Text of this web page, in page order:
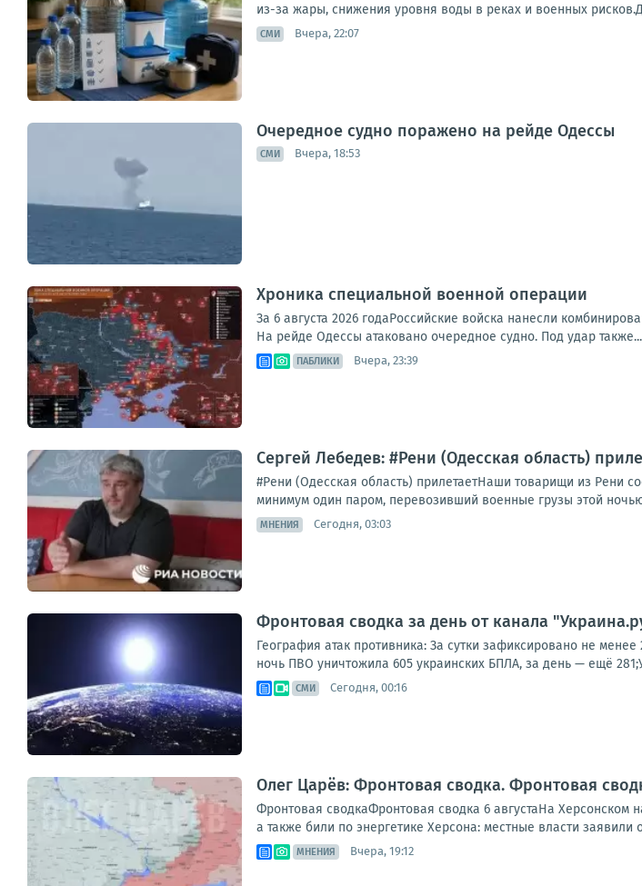
из-за жары, снижения уровня воды в реках и военных
СМИ Вчера, 22:07
Очередное судно поражено на рейде Одессы
СМИ Вчера, 18:53
Хроника специальной военной операции
За 6 августа 2026 годаРоссийские войска нанесли
На рейде Одессы атаковано очередное судно. Под удар также...
ПАБЛИКИ Вчера, 23:39
Сергей Лебедев: #Рени (Одесская область)
#Рени (Одесская область) прилетаетНаши товарищи из Рени
минимум один паром, перевозивший военные грузы этой
МНЕНИЯ Сегодня, 03:03
Фронтовая сводка за день от канала
География атак противника: За сутки зафиксировано не
ночь ПВО уничтожила 605 украинских БПЛА, за день — ещё
СМИ Сегодня, 00:16
Олег Царёв: Фронтовая сводка. Фронтовая
Фронтовая сводкаФронтовая сводка 6 августаНа
а также били по энергетике Херсона: местные власти заявили
МНЕНИЯ Вчера, 19:12